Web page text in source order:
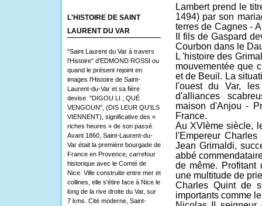
L'HISTOIRE DE SAINT
LAURENT DU VAR
"Saint Laurent du Var à travers
l’Histoire" d'EDMOND ROSSI ou
quand le présent rejoint en
images l'Histoire de Saint-
Laurent-du-Var et sa fière
devise: "DIGOU LI , QUÉ
VENGOUN", (DIS LEUR QU'ILS
VIENNENT), significative des «
riches heures » de son passé.
Avant 1860, Saint-Laurent-du-
Var était la première bourgade de
France en Provence, carrefour
historique avec le Comté de
Nice. Ville construite entre mer et
collines, elle s'étire face à Nice le
long de la rive droite du Var, sur
7 kms. Cité moderne, Saint-
Lambert prend le
1494) par son
terres de Cagnes -
II fils de Gaspard
Courbon dans le
L 'histoire des
mouvementée que
et de Beuil. La
l'ouest du Var,
d'alliances
maison d'Anjou -
France.
Au XVlème siècle,
l'Empereur
Jean Grimaldi,
abbé
de même. Profitant
une multitude de
Charles Quint de
importants comme